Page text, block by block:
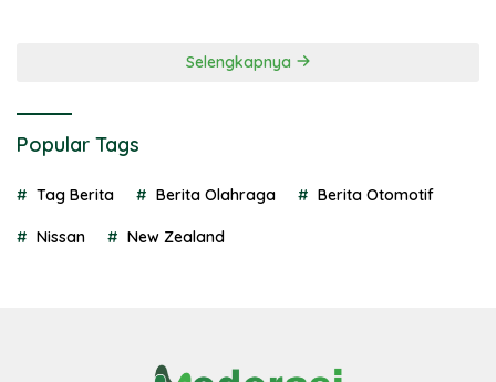
Selengkapnya
Popular Tags
Tag Berita Berita Olahraga Berita Otomotif
Nissan New Zealand